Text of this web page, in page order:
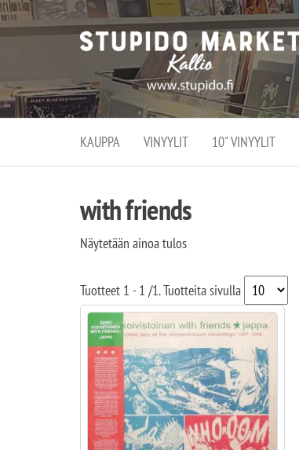
KAUPPA VINYYLIT 10" VINYYLIT
with friends
Näytetään ainoa tulos
Tuotteet 1 - 1 /1. Tuotteita sivulla